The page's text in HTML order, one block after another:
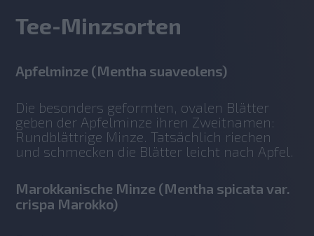
Tee-Minzsorten
Apfelminze (Mentha suaveolens)
Die besonders geformten, ovalen Blätter
geben der Apfelminze ihren Zweitnamen:
Rundblättrige Minze. Tatsächlich riechen
und schmecken die Blätter leicht nach Apfel.
Marokkanische Minze (Mentha spicata var.
crispa Marokko)